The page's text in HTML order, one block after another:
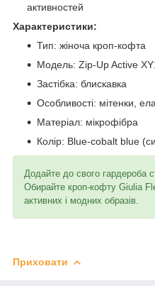
активностей
Характеристики:
Тип: жіноча кроп-кофта
Модель: Zip-Up Active
Застібка: блискавка
Особливості: мітенки,
Матеріал: мікрофібра
Колір: Blue-cobalt blue
Додайте до свого гардероба
Обирайте кроп-кофту Giulia
активних і модних образів.
Приховати